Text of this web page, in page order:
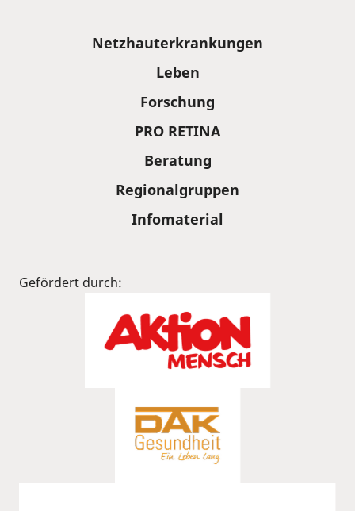
Netzhauterkrankungen
Leben
Forschung
PRO RETINA
Beratung
Regionalgruppen
Infomaterial
Gefördert durch: